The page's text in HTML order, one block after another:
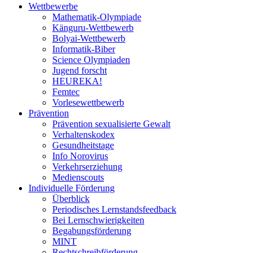
Wettbewerbe
Mathematik-Olympiade
Känguru-Wettbewerb
Bolyai-Wettbewerb
Informatik-Biber
Science Olympiaden
Jugend forscht
HEUREKA!
Femtec
Vorlesewettbewerb
Prävention
Prävention sexualisierte Gewalt
Verhaltenskodex
Gesundheitstage
Info Norovirus
Verkehrserziehung
Medienscouts
Individuelle Förderung
Überblick
Periodisches Lernstandsfeedback
Bei Lernschwierigkeiten
Begabungsförderung
MINT